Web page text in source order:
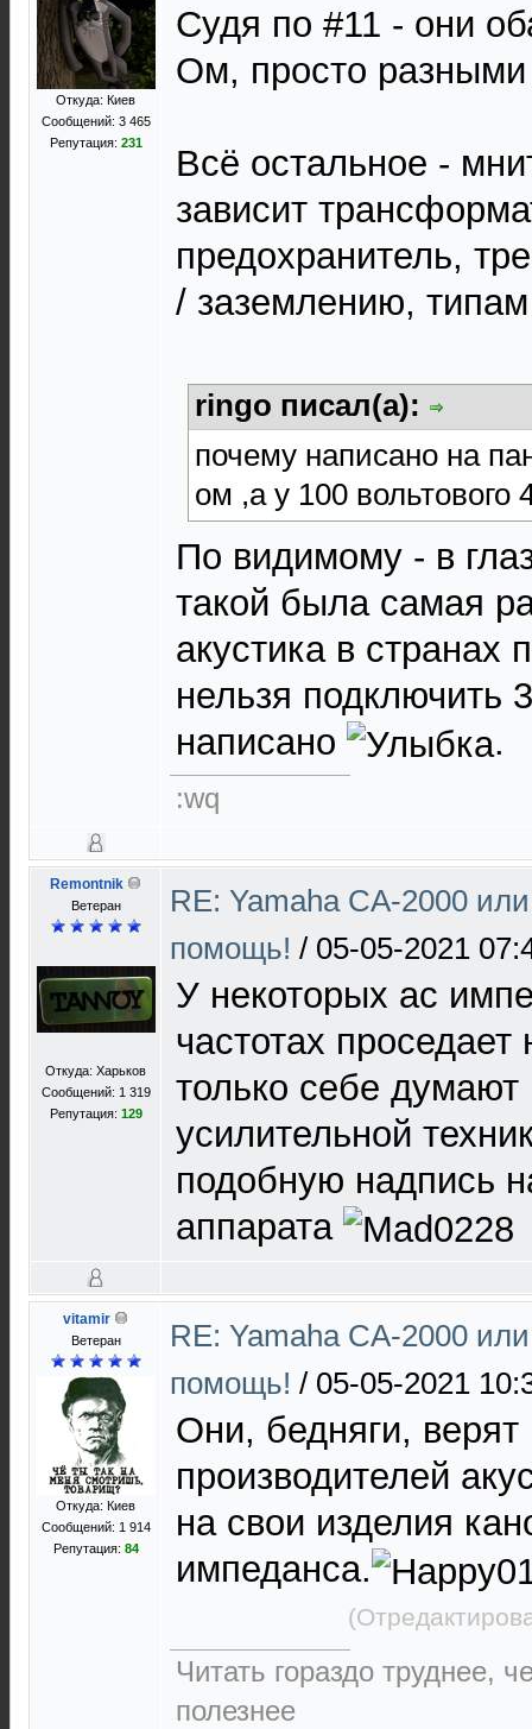
Откуда: Киев
Сообщений: 3 465
Репутация: 231
Судя по #11 - они
Ом, просто
Всё остальное -
зависит
предохранитель,
/ заземлению,
ringo писал(а):
почему написано на
ом ,а у 100 вольтового
По видимому - в
такой была самая
акустика в странах
нельзя подключить
написано
.
:wq
Remontnik
Ветеран
Откуда: Харьков
Сообщений: 1 319
Репутация: 129
RE: Yamaha CA-2000
помощь! / 05-05-2021
У некоторых ас
частотах
только себе думают
усилительной
подобную надпись
аппарата
vitamir
Ветеран
Откуда: Киев
Сообщений: 1 914
Репутация: 84
RE: Yamaha CA-2000
помощь! / 05-05-2021
Они, бедняги, верят
производителей
на свои изделия
импеданса.
Читать гораздо труднее,
полезнее